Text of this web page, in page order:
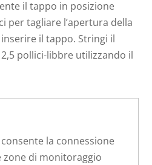
il tappo in posizione
per tagliare l’apertura della
il tappo. Stringi il
pollici-libbre utilizzando il
la connessione
di monitoraggio